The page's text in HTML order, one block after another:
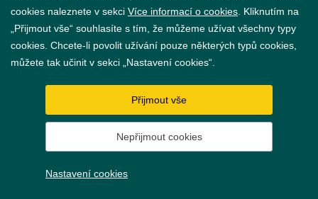
Vytvořil webProgress
cookies naleznete v sekci Více informací o cookies . Kliknutím na
„Přijmout vše“ souhlasíte s tím, že můžeme užívat všechny typy
cookies. Chcete-li povolit užívání pouze některých typů cookies,
můžete tak učinit v sekci „Nastavení cookies“.
Přijmout vše
Nepřijmout cookies
Nastavení cookies